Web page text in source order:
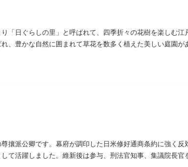
「日ぐらしの里」と呼ばれて、四季折々の花樹を楽しむ
、豊かな自然に囲まれて草花を数多く植えた美しい庭園が
攘派公卿です。幕府が調印した日米修好通商条約に強く反
て活躍しました。維新後は参与、刑法官知事、集議院長官